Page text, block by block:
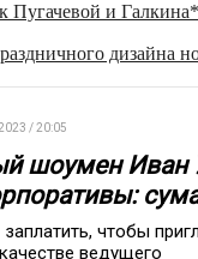
Пугачевой и
дизайна
/ 20:05
шоумен Иван
чтобы
ведущего